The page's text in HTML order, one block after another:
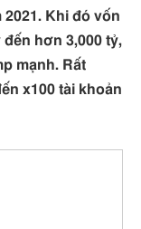
2021. Khi đó vốn
hơn 3,000 tỷ,
mạnh. Rất
x100 tài khoản